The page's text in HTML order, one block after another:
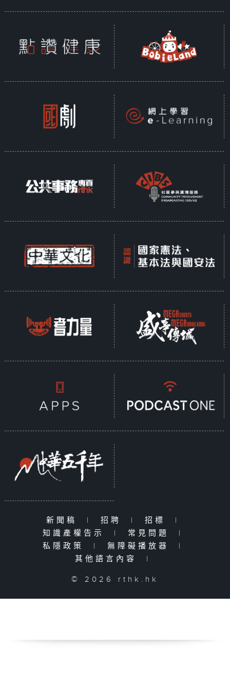
新聞稿 | 招聘 | 招標
|
知識產權告示
| 常見問題
|
私隱政策
| 無障礙播放器
|
其他語言內容
|
© 2026 rthk.hk